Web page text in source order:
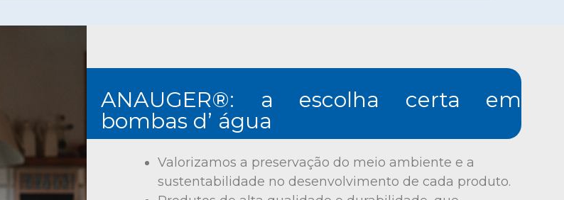
ANAUGER®: a escolha certa em
bombas d’ água
Valorizamos a preservação do meio ambiente e a
sustentabilidade no desenvolvimento de cada produto.